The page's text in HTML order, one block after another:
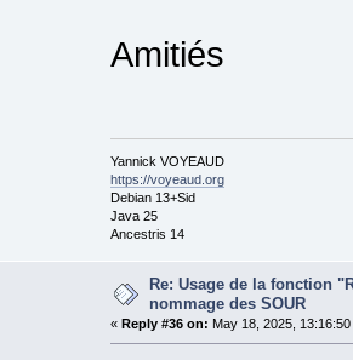
Amitiés
Yannick VOYEAUD
https://voyeaud.org
Debian 13+Sid
Java 25
Ancestris 14
Re: Usage de la fonction
nommage des SOUR
« Reply #36 on: May 18, 2025, 13:16:50